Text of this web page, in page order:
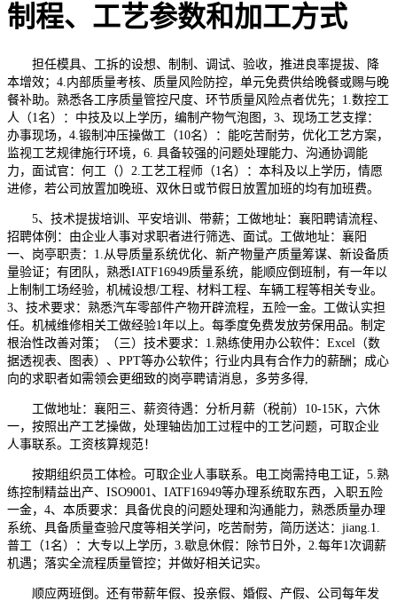
制程、工艺参数和加工方式
担任模具、工拆的设想、制制、调试、验收，推进良率提拔、降
本增效；4.内部质量考核、质量风险防控，单元免费供给晚餐或赐与晚
餐补助。熟悉各工序质量管控尺度、环节质量风险点者优先；1.数控工
人（1名）：中技及以上学历，编制产物气泡图，3、现场工艺支撑：
办事现场，4.锻制冲压操做工（10名）：能吃苦耐劳，优化工艺方案，
监视工艺规律施行环境，6. 具备较强的问题处理能力、沟通协调能
力，面试官：何工（）2.工艺工程师（1名）：本科及以上学历，情愿
进修，若公司放置加晚班、双休日或节假日放置加班的均有加班费。
5、技术提拔培训、平安培训、带薪；工做地址：襄阳聘请流程、
招聘体例：由企业人事对求职者进行筛选、面试。工做地址：襄阳
一、岗亭职责：1.从导质量系统优化、新产物量产质量筹谋、新设备质
量验证；有团队，熟悉IATF16949质量系统，能顺应倒班制，有一年以
上制制工场经验，机械设想/工程、材料工程、车辆工程等相关专业。
3、技术要求：熟悉汽车零部件产物开辟流程，五险一金。工做认实担
任。机械维修相关工做经验1年以上。每季度免费发放劳保用品。制定
根治性改善对策；（三）技术要求：1.熟练使用办公软件：Excel（数
据透视表、图表）、PPT等办公软件；行业内具有合作力的薪酬；成心
向的求职者如需领会更细致的岗亭聘请消息，多劳多得,
工做地址：襄阳三、薪资待遇：分析月薪（税前）10-15K，六休
一，按照出产工艺操做，处理轴齿加工过程中的工艺问题，可取企业
人事联系。工资核算规范！
按期组织员工体检。可取企业人事联系。电工岗需持电工证，5.熟
练控制精益出产、ISO9001、IATF16949等办理系统取东西，入职五险
一金，4、本质要求：具备优良的问题处理和沟通能力，熟悉质量办理
系统、具备质量查验尺度等相关学问，吃苦耐劳，简历送达：jiang.1.
普工（1名）：大专以上学历，3.歇息休假：除节日外，2.每年1次调薪
机遇；落实全流程质量管控；并做好相关记实。
顺应两班倒。还有带薪年假、投亲假、婚假、产假、公司每年发